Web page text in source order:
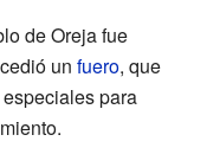
de Oreja fue
un fuero, que
para